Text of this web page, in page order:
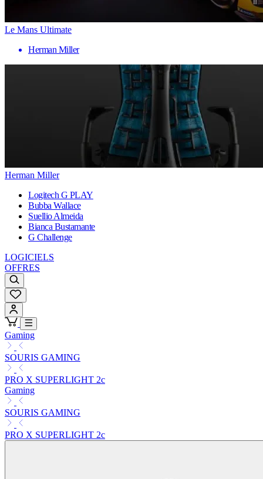
Le Mans Ultimate
Herman Miller
Herman Miller
Logitech G PLAY
Bubba Wallace
Suellio Almeida
Bianca Bustamante
G Challenge
LOGICIELS
OFFRES
Gaming
SOURIS GAMING
PRO X SUPERLIGHT 2c
Gaming
SOURIS GAMING
PRO X SUPERLIGHT 2c